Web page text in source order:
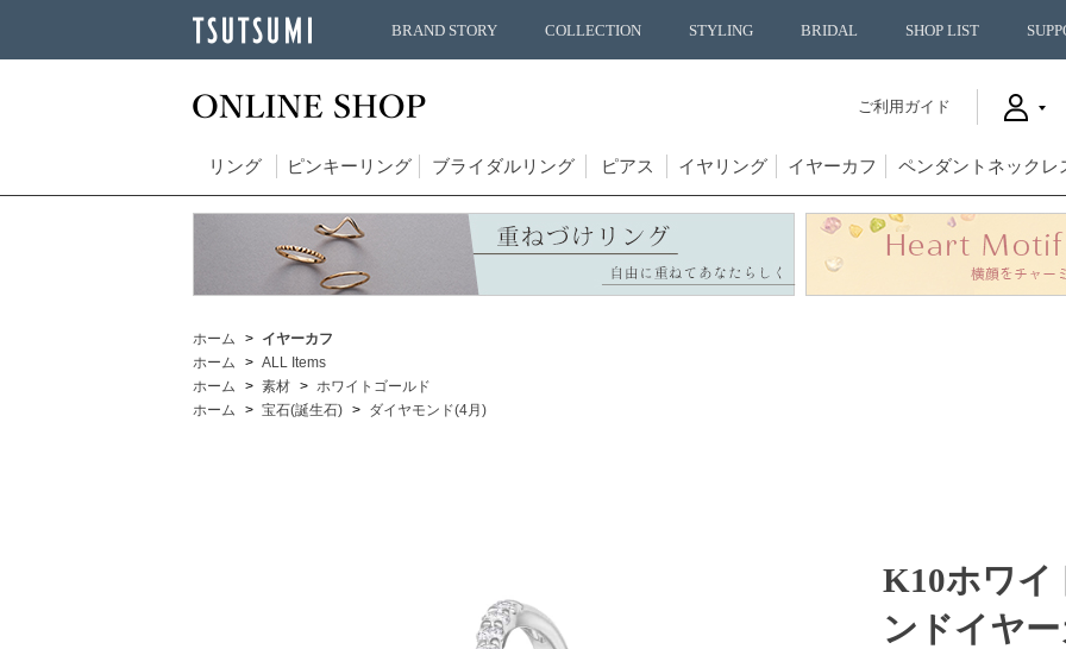
BRAND STORY COLLECTION STYLING BRIDAL SHOP LIST
ご利用ガイド
リング ピンキーリング ブライダルリング ピアス イヤリング イヤーカフ ペンダントネックレ
ホーム
イヤーカフ
ホーム
ALL Items
ホーム
素材
ホワイトゴールド
ホーム
宝石(誕生石) ダイヤモンド(4月)
K10ホワイ
ンドイヤ